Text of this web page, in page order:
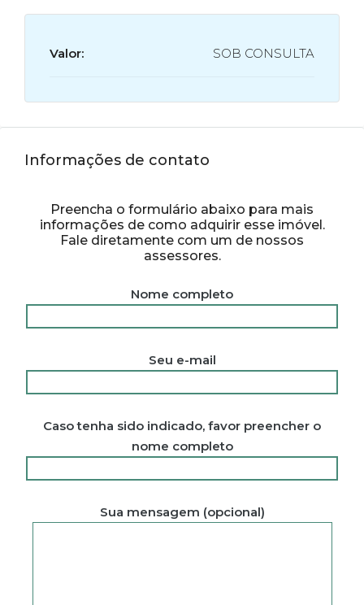
Valor: SOB CONSULTA
Informações de contato
Preencha o formulário abaixo para mais
informações de como adquirir esse imóvel.
Fale diretamente com um de nossos
assessores.
Nome completo
Seu e-mail
Caso tenha sido indicado, favor preencher o
nome completo
Sua mensagem (opcional)